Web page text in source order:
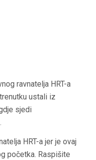
ravnatelja HRT-a
ustali iz
sjedi
HRT-a jer je ovaj
početka. Raspišite